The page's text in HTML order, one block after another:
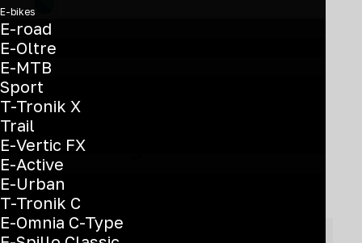
E-bikes
E-road
E-Oltre
E-MTB
Sport
T-Tronik X
Trail
E-Vertic FX
E-Active
E-Urban
T-Tronik C
E-Omnia C-Type
Hai bisogno di aiuto?